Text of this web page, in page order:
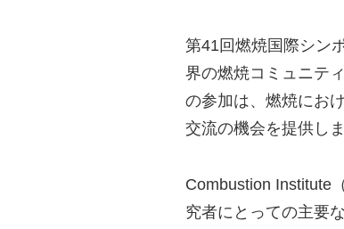
第41回燃焼国際シン
界の燃焼コミュニテ
の参加は、燃焼にお
交流の機会を提供しま
Combustion Institute
究者にとっての主要